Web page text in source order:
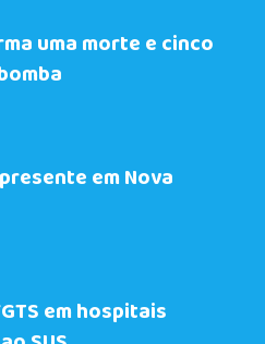
uma morte e cinco
em Nova
em hospitais